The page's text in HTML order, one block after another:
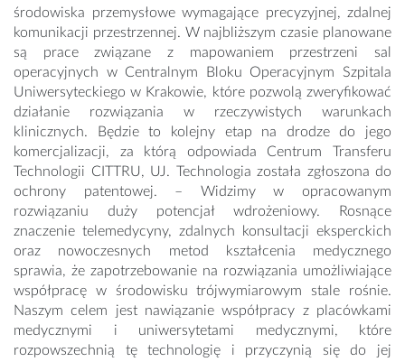
środowiska przemysłowe wymagające precyzyjnej, zdalnej
komunikacji przestrzennej. W najbliższym czasie planowane
są prace związane z mapowaniem przestrzeni sal
operacyjnych w Centralnym Bloku Operacyjnym Szpitala
Uniwersyteckiego w Krakowie, które pozwolą zweryfikować
działanie rozwiązania w rzeczywistych warunkach
klinicznych. Będzie to kolejny etap na drodze do jego
komercjalizacji, za którą odpowiada Centrum Transferu
Technologii CITTRU, UJ. Technologia została zgłoszona do
ochrony patentowej. – Widzimy w opracowanym
rozwiązaniu duży potencjał wdrożeniowy. Rosnące
znaczenie telemedycyny, zdalnych konsultacji eksperckich
oraz nowoczesnych metod kształcenia medycznego
sprawia, że zapotrzebowanie na rozwiązania umożliwiające
współpracę w środowisku trójwymiarowym stale rośnie.
Naszym celem jest nawiązanie współpracy z placówkami
medycznymi i uniwersytetami medycznymi, które
rozpowszechnią tę technologię i przyczynią się do jej